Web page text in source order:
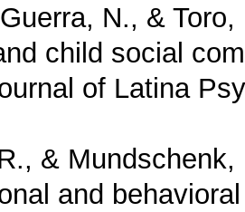
N., &
child social
of Latina
&
and